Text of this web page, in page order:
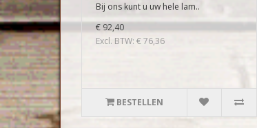
Bij ons kunt u uw hele lam..
€ 92,40
Excl. BTW: € 76,36
BESTELLEN